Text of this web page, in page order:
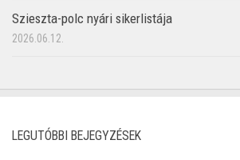
Szieszta-polc nyári sikerlistája
2026.06.12.
LEGUTÓBBI BEJEGYZÉSEK